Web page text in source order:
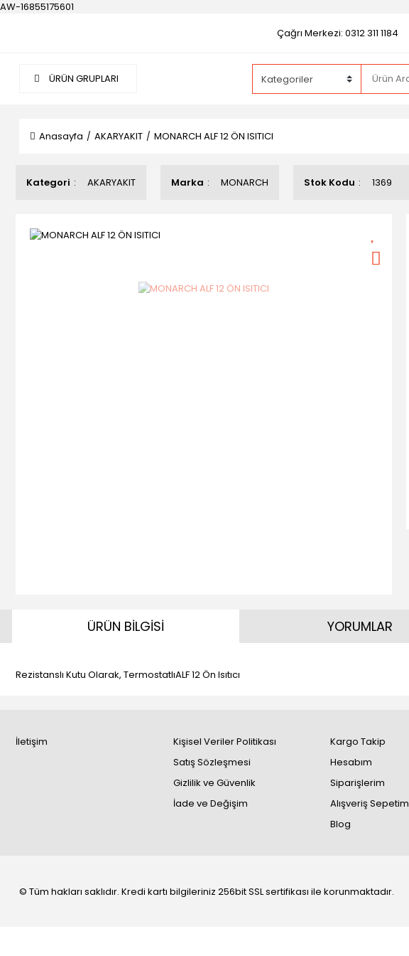
AW-16855175601
Çağrı Merkezi: 0312 311 1184
ÜRÜN GRUPLARI
Anasayfa AKARYAKIT MONARCH ALF 12 ÖN ISITICI
Kategori AKARYAKIT Marka MONARCH Stok Kodu 1369
ÜRÜN BİLGİSİ
Rezistanslı Kutu Olarak, TermostatlıALF 12 Ön Isıtıcı
YORUMLAR
İletişim
Kişisel Veriler Politikası
Satış Sözleşmesi
Gizlilik ve Güvenlik
İade ve Değişim
Kargo Takip
Hesabım
Siparişlerim
Alışveriş Sepetim
Blog
© Tüm hakları saklıdır. Kredi kartı bilgileriniz 256bit SSL sertifikası ile korunmaktadır.